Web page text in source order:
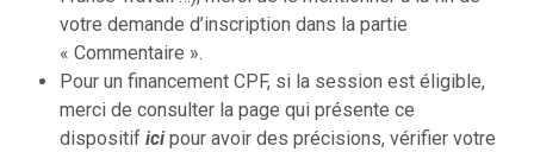
votre demande d’inscription dans la partie
« Commentaire ».
Pour un financement CPF, si la session est éligible,
merci de consulter la page qui présente ce
dispositif icipour avoir des précisions, vérifier votre